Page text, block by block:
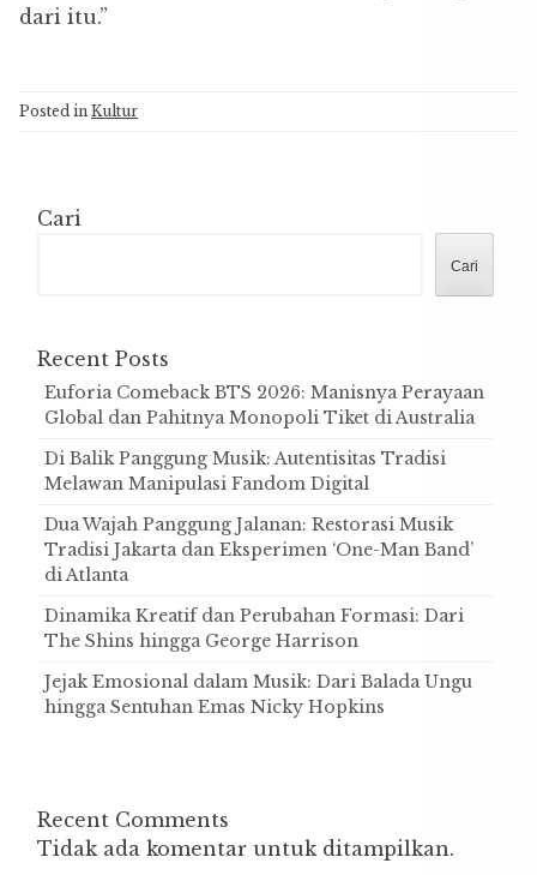
dari itu.”
Posted in Kultur
Cari
Cari
Recent Posts
Euforia Comeback BTS 2026: Manisnya Perayaan
Global dan Pahitnya Monopoli Tiket di Australia
Di Balik Panggung Musik: Autentisitas Tradisi
Melawan Manipulasi Fandom Digital
Dua Wajah Panggung Jalanan: Restorasi Musik
Tradisi Jakarta dan Eksperimen ‘One-Man Band’
di Atlanta
Dinamika Kreatif dan Perubahan Formasi: Dari
The Shins hingga George Harrison
Jejak Emosional dalam Musik: Dari Balada Ungu
hingga Sentuhan Emas Nicky Hopkins
Recent Comments
Tidak ada komentar untuk ditampilkan.